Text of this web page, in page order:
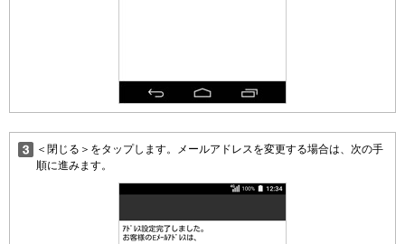
＜閉じる＞をタップします。メールアドレスを変更する場合は、次の手
順に進みます。